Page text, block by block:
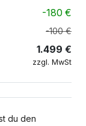
-180 €
-100 €
1.499 €
zzgl. MwSt
du den